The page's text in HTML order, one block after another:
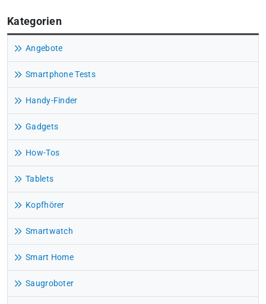
Kategorien
Angebote
Smartphone Tests
Handy-Finder
Gadgets
How-Tos
Tablets
Kopfhörer
Smartwatch
Smart Home
Saugroboter